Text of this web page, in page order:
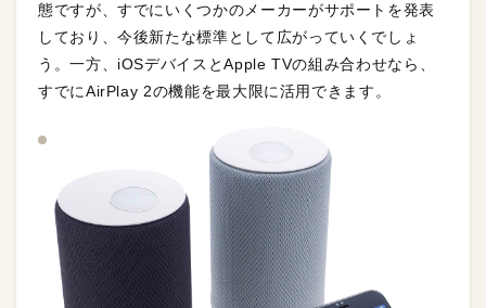
態ですが、すでにいくつかのメーカーがサポートを発表
しており、今後新たな標準として広がっていくでしょ
う。一方、iOSデバイスとApple TVの組み合わせなら、
すでにAirPlay 2の機能を最大限に活用できます。